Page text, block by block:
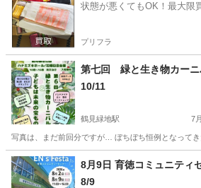
状態が悪くてもOK！最大限
プリフラ
第七回 緑と生き物カーニ
10/11
鶴見緑地駅 7
写真は、まだ前回分ですが… ぼちぼち恒例となって
大阪 大阪市 鶴見緑地駅 フリーマーケッ
8月9日 育徳コミュニティ
8/9